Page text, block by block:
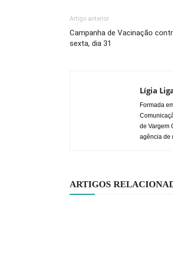
Artigo anterior
Campanha de Vacinação
sexta, dia 31
Lígia
Formada
de Vargem
agência de
ARTIGOS